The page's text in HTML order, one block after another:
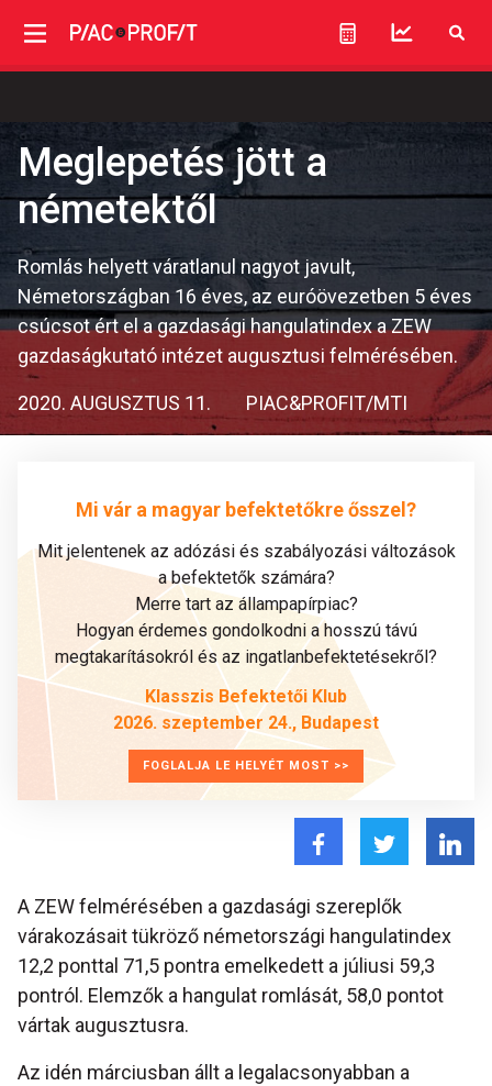
Meglepetés jött a
németektől
Romlás helyett váratlanul nagyot javult,
Németországban 16 éves, az euróövezetben 5 éves
csúcsot ért el a gazdasági hangulatindex a ZEW
gazdaságkutató intézet augusztusi felmérésében.
2020. AUGUSZTUS 11. PIAC&PROFIT/MTI
Mi vár a magyar befektetőkre ősszel?
Mit jelentenek az adózási és szabályozási változások
a befektetők számára?
Merre tart az állampapírpiac?
Hogyan érdemes gondolkodni a hosszú távú
megtakarításokról és az ingatlanbefektetésekről?
Klasszis Befektetői Klub
2026. szeptember 24., Budapest
FOGLALJA LE HELYÉT MOST >>
A ZEW felmérésében a gazdasági szereplők
várakozásait tükröző németországi hangulatindex
12,2 ponttal 71,5 pontra emelkedett a júliusi 59,3
pontról. Elemzők a hangulat romlását, 58,0 pontot
vártak augusztusra.
Az idén márciusban állt a legalacsonyabban a